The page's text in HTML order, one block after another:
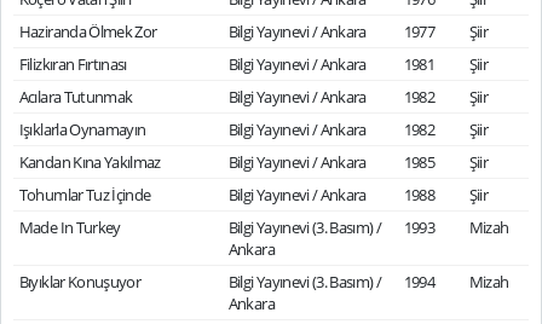
Haziranda Ölmek Zor
Bilgi Yayınevi / Ankara 1977
Şiir
Filizkıran Fırtınası
Bilgi Yayınevi / Ankara 1981
Şiir
Acılara Tutunmak
Bilgi Yayınevi / Ankara 1982
Şiir
Işıklarla Oynamayın
Bilgi Yayınevi / Ankara 1982
Şiir
Kandan Kına Yakılmaz
Bilgi Yayınevi / Ankara 1985
Şiir
Tohumlar Tuz İçinde
Bilgi Yayınevi / Ankara 1988
Şiir
Made In Turkey
Bilgi Yayınevi (3. Basım) /
Ankara
1993 Mizah
Bıyıklar Konuşuyor
Bilgi Yayınevi (3. Basım) /
Ankara
1994 Mizah